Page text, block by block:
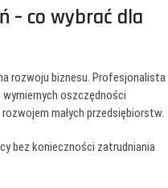
– co wybrać dla
rozwoju biznesu. Profesjonalista
oszczędności
małych przedsiębiorstw.
bez konieczności zatrudniania